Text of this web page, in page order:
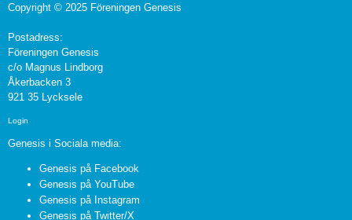
Copyright © 2025 Föreningen Genesis
Postadress:
Föreningen Genesis
c/o Magnus Lindborg
Åkerbacken 3
921 35 Lycksele
Login
Genesis i Sociala media:
Genesis på Facebook
Genesis på YouTube
Genesis på Instagram
Genesis på Twitter/X